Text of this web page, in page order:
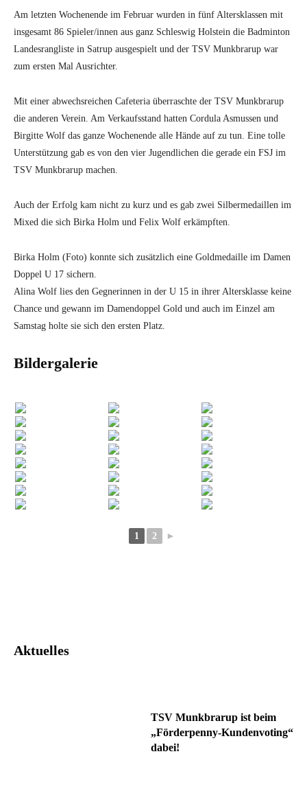
Am letzten Wochenende im Februar wurden in fünf Altersklassen mit
insgesamt 86 Spieler/innen aus ganz Schleswig Holstein die Badminton
Landesrangliste in Satrup ausgespielt und der TSV Munkbrarup war
zum ersten Mal Ausrichter.
Mit einer abwechsreichen Cafeteria überraschte der TSV Munkbrarup
die anderen Verein. Am Verkaufsstand hatten Cordula Asmussen und
Birgitte Wolf das ganze Wochenende alle Hände auf zu tun. Eine tolle
Unterstützung gab es von den vier Jugendlichen die gerade ein FSJ im
TSV Munkbrarup machen.
Auch der Erfolg kam nicht zu kurz und es gab zwei Silbermedaillen im
Mixed die sich Birka Holm und Felix Wolf erkämpften.
Birka Holm (Foto) konnte sich zusätzlich eine Goldmedaille im Damen
Doppel U 17 sichern.
Alina Wolf lies den Gegnerinnen in der U 15 in ihrer Altersklasse keine
Chance und gewann im Damendoppel Gold und auch im Einzel am
Samstag holte sie sich den ersten Platz.
Bildergalerie
1 2 ►
Aktuelles
TSV Munkbrarup ist beim
„Förderpenny-Kundenvoting“
dabei!